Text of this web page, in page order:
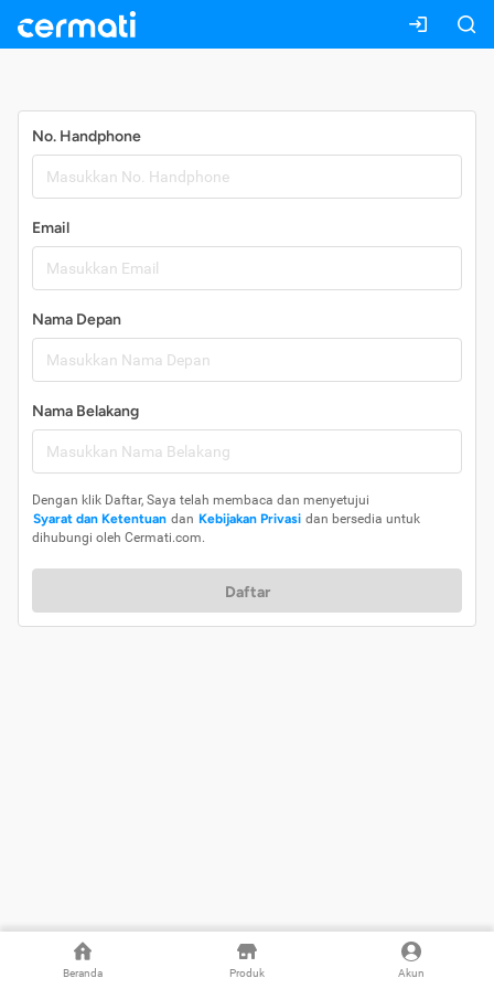
Beranda Produk Akun
No. Handphone
Email
Nama Depan
Nama Belakang
Dengan klik Daftar, Saya telah membaca dan menyetujui
Syarat dan Ketentuan dan Kebijakan Privasi dan bersedia untuk
dihubungi oleh Cermati.com.
Daftar